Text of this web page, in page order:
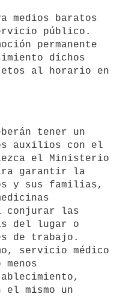
medios baratos
público.
dichos
al horario en
auxilios con el
el Ministerio
garantir la
y sus familias,
conjurar las
del lugar o
de trabajo.
mismo un